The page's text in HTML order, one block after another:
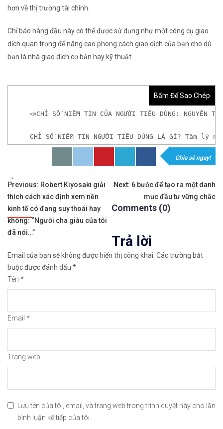
hơn về thị trường tài chính.
Chỉ báo hàng đầu này có thể được sử dụng như một công cụ giao
dịch quan trọng để nâng cao phong cách giao dịch của bạn cho dù
bạn là nhà giao dịch cơ bản hay kỹ thuật.
Bấm Để Sao Chép
📣CHỈ SỐ NIỀM TIN CỦA NGƯỜI TIÊU DÙNG: NGUYÊN
CHỈ SỐ NIỀM TIN NGƯỜI TIÊU DÙNG LÀ GÌ?
𝘟𝘦𝘮 𝘤𝘩𝘪 𝘵𝘪ế𝘵: https://chungkhoanforex.com/chi-
✨🏆𝐌ở 𝐭à𝐢 𝐤𝐡𝐨ả𝐧 𝐠𝐢𝐚𝐨 𝐝ị𝐜𝐡 𝐭ạ𝐢 𝐜á𝐜 𝐬à𝐧 𝐭ố𝐭 𝐧𝐡ấ𝐭 𝐭𝐡ế
✅𝘔ở 𝘵à𝘪 𝘬𝘩𝘰ả𝘯 𝘵𝘳ê𝘯 𝘴à𝘯 𝘧𝘰𝘳𝘦𝘹 𝘌𝘹𝘯𝘦𝘴𝘴 𝘜𝘺 𝘛í𝘯 𝘷à
✅𝘔ở 𝘵à𝘪 𝘬𝘩𝘰ả𝘯 𝘵𝘳ê𝘯 𝘴à𝘯 𝘐𝘊𝘔𝘢𝘳𝘬𝘦𝘵𝘴 𝘯ổ𝘪 𝘵𝘪ế𝘯𝘨
✅𝘔ở 𝘵à𝘪 𝘬𝘩𝘰ả𝘯 𝘵𝘳ê𝘯 𝘴à𝘯 𝘉𝘪𝘯𝘢𝘯𝘤𝘦 𝘯ổ𝘪 𝘵𝘪ế𝘯𝘨 𝘯𝘩ấ𝘵
Chia sẻ ngay!
Tags:
Điều
hướng
bài
Previous: Robert Kiyosaki giải
thích cách xác định xem nền
kinh tế có đang suy thoái hay
không: “Người cha giàu của tôi
đã nói…”
Next: 6 bước để tạo ra một danh
mục đầu tư vững chắc
Comments (0)
Trả lời
Email của bạn sẽ không được hiển thị công khai. Các trường bắt
buộc được đánh dấu *
Tên *
Email *
Trang web
Lưu tên của tôi, email, và trang web trong trình duyệt này cho lần
bình luận kế tiếp của tôi.